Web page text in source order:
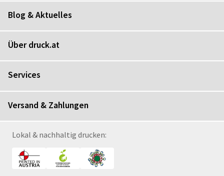
Blog & Aktuelles
Über druck.at
Services
Versand & Zahlungen
Lokal & nachhaltig drucken: